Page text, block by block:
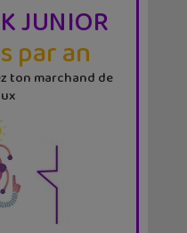
JUNIOR
par an
ton marchand de